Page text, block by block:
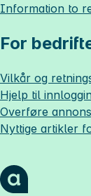
Information to
For
Vilkår og
Hjelp til
Overføre
Nyttige artikler